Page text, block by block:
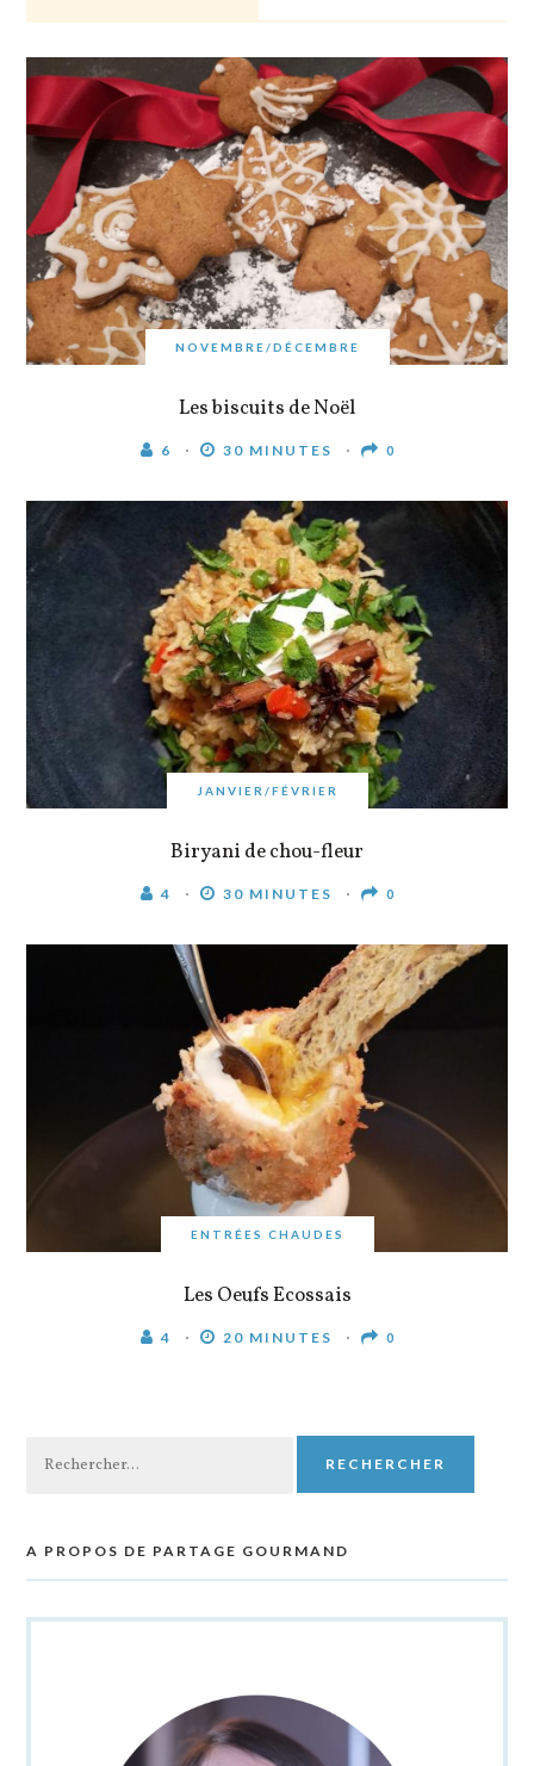
NOVEMBRE/DÉCEMBRE
Les biscuits de Noël
6 30 MINUTES 0
JANVIER/FÉVRIER
Biryani de chou-fleur
4 30 MINUTES 0
ENTRÉES CHAUDES
Les Oeufs Ecossais
4 20 MINUTES 0
A PROPOS DE PARTAGE GOURMAND